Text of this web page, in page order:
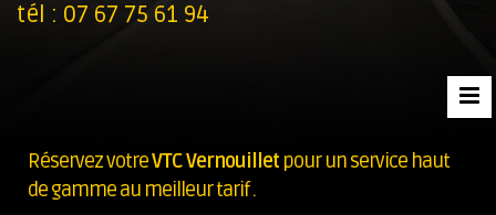
tél : 07 67 75 61 94
Réservez votreVTC Vernouillet pour un service haut
de gamme au meilleur tarif .